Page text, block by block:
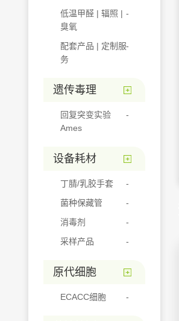
低温甲醛 | 辐照 |
臭氧
配套产品 | 定制服
务
遗传毒理
回复突变实验
Ames
设备耗材
丁腈/乳胶手套
菌种保藏管
消毒剂
采样产品
原代细胞
ECACC细胞